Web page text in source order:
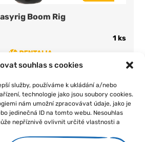
souhlas s cookies
služby, používáme k ukládání a/nebo
technologie jako jsou soubory cookies.
nám umožní zpracovávat údaje, jako je
jedinečná ID na tomto webu. Nesouhlas
nepříznivě ovlivnit určité vlastnosti a
Boom Rig
1 ks